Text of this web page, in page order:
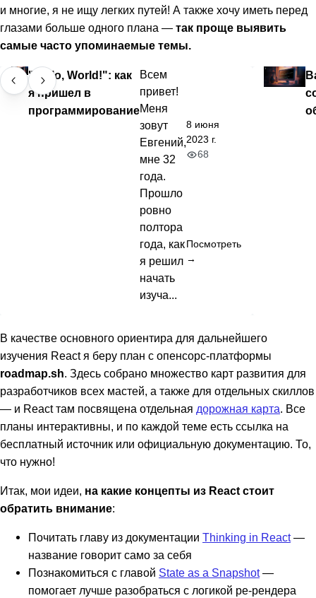
и многие, я не ищу легких путей! А также хочу иметь перед
глазами больше одного плана — так проще выявить
самые часто упоминаемые темы.
"Hello, World!": как
я пришел в
программирование
Всем
привет!
Меня
зовут
Евгений,
мне 32
года.
Прошло
ровно
полтора
года, как
я решил
начать
изуча...
8 июня
2023 г.
68
Посмотреть
→
В качестве основного ориентира для дальнейшего
изучения React я беру план с опенсорс-платформы
roadmap.sh . Здесь собрано множество карт развития для
разработчиков всех мастей, а также для отдельных скиллов
— и React там посвящена отдельная дорожная карта . Все
планы интерактивны, и по каждой теме есть ссылка на
бесплатный источник или официальную документацию. То,
что нужно!
Итак, мои идеи, на какие концепты из React стоит
обратить внимание:
Почитать главу из документации Thinking in React—
название говорит само за себя
Познакомиться с главой State as a Snapshot—
помогает лучше разобраться с логикой ре-рендера